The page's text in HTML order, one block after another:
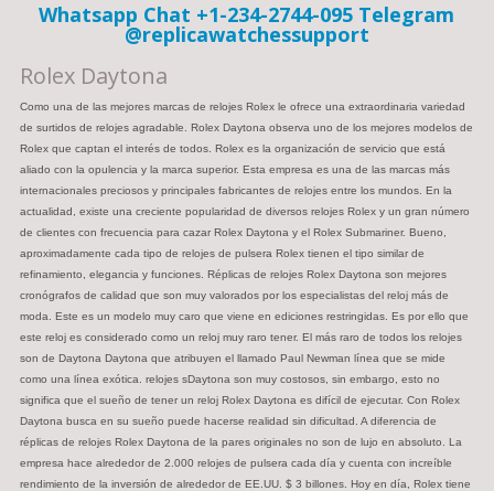
Whatsapp Chat +1-234-2744-095 Telegram
@replicawatchessupport
Rolex Daytona
Como una de las mejores marcas de relojes Rolex le ofrece una extraordinaria variedad
de surtidos de relojes agradable. Rolex Daytona observa uno de los mejores modelos de
Rolex que captan el interés de todos. Rolex es la organización de servicio que está
aliado con la opulencia y la marca superior. Esta empresa es una de las marcas más
internacionales preciosos y principales fabricantes de relojes entre los mundos. En la
actualidad, existe una creciente popularidad de diversos relojes Rolex y un gran número
de clientes con frecuencia para cazar Rolex Daytona y el Rolex Submariner. Bueno,
aproximadamente cada tipo de relojes de pulsera Rolex tienen el tipo similar de
refinamiento, elegancia y funciones. Réplicas de relojes Rolex Daytona son mejores
cronógrafos de calidad que son muy valorados por los especialistas del reloj más de
moda. Este es un modelo muy caro que viene en ediciones restringidas. Es por ello que
este reloj es considerado como un reloj muy raro tener. El más raro de todos los relojes
son de Daytona Daytona que atribuyen el llamado Paul Newman línea que se mide
como una línea exótica. relojes sDaytona son muy costosos, sin embargo, esto no
significa que el sueño de tener un reloj Rolex Daytona es difícil de ejecutar. Con Rolex
Daytona busca en su sueño puede hacerse realidad sin dificultad. A diferencia de
réplicas de relojes Rolex Daytona de la pares originales no son de lujo en absoluto. La
empresa hace alrededor de 2.000 relojes de pulsera cada día y cuenta con increíble
rendimiento de la inversión de alrededor de EE.UU. $ 3 billones. Hoy en día, Rolex tiene